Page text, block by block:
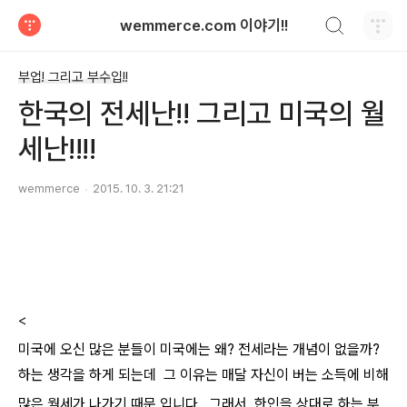
wemmerce.com 이야기!!
부업! 그리고 부수입!!
한국의 전세난!! 그리고 미국의 월
세난!!!!
wemmerce 2015. 10. 3. 21:21
<
미국에 오신 많은 분들이 미국에는 왜? 전세라는 개념이 없을까?
하는 생각을 하게 되는데 그 이유는 매달 자신이 버는 소득에 비해